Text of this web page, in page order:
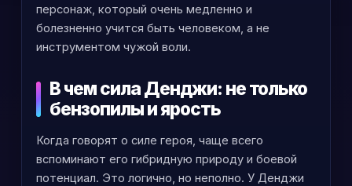
персонаж, который очень медленно и
болезненно учится быть человеком, а не
инструментом чужой воли.
В чем сила Денджи: не только
бензопилы и ярость
Когда говорят о силе героя, чаще всего
вспоминают его гибридную природу и боевой
потенциал. Это логично, но неполно. У Денджи